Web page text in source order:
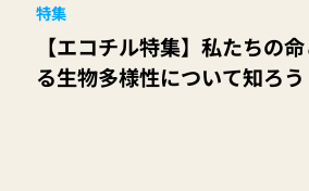
特集
【エコチル特集】私たちの
る生物多様性について知ろう